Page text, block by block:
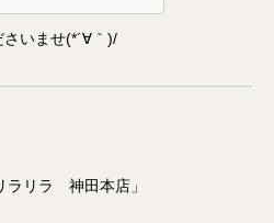
いませ(*´∀｀)/
ラリラ 神田本店」